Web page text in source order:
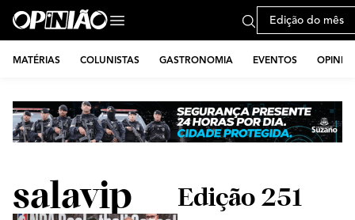
Edição do mês
MATÉRIAS COLUNISTAS GASTRONOMIA EVENTOS
salavip Edição 251